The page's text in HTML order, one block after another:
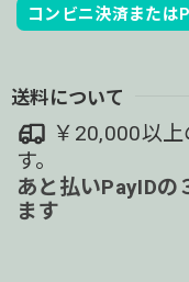
コンビニ決済または
送料について
￥20,000以
す。
あと払いPayIDの
ます